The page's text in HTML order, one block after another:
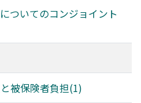
ついてのコンジョイント
被保険者負担(1)